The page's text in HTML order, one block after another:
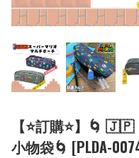
【⭐訂購⭐】🌀
小物袋🌀 [PLDA-